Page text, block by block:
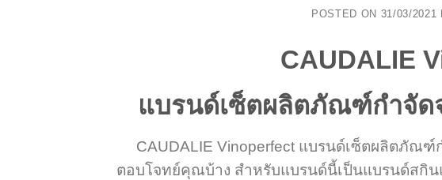
POSTED ON 31/03/2021
CAUDALIE
แบรนด์เซ็ตผลิตภัณฑ์กำจัด
CAUDALIE Vinoperfect แบรนด์เซ็ตผลิตภัณฑ์
ตอบโจทย์คุณบ้าง สำหรับแบรนด์นี้เป็นแบรนด์สกิน